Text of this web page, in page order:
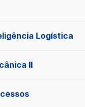
Logística
II